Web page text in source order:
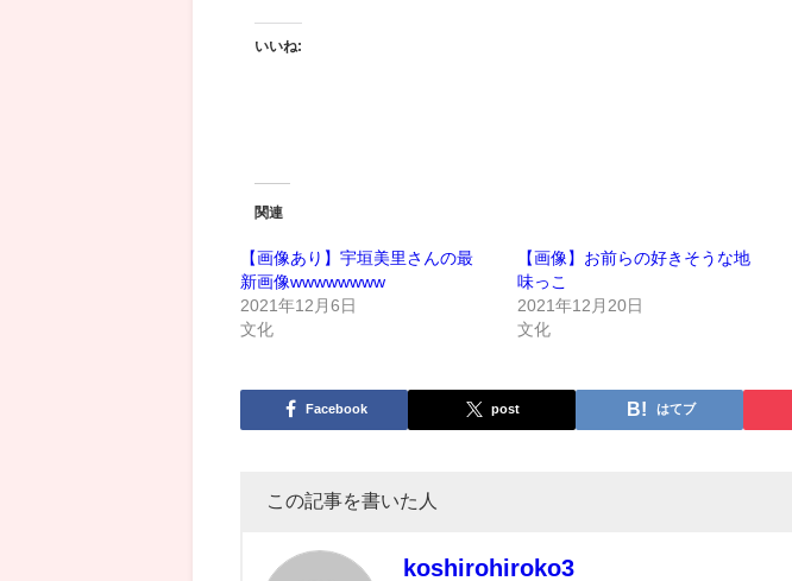
いいね:
関連
【画像あり】宇垣美里さんの最
新画像wwwwwwww
2021年12月6日
文化
【画像】お前らの好きそうな地
味っこ
2021年12月20日
文化
Facebook post はてブ
この記事を書いた人
koshirohiroko3